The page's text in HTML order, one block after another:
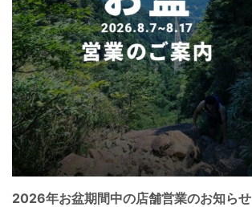
2026年お盆期間中の店舗営業のお知らせ